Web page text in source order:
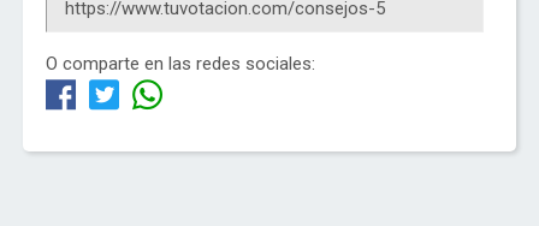
O comparte en las redes sociales: